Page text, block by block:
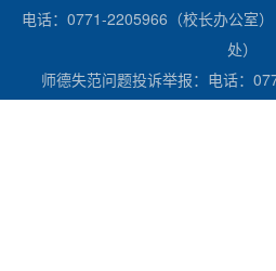
电话：0771-2205966（校长办公室
处）
师德失范问题投诉举报：电话：